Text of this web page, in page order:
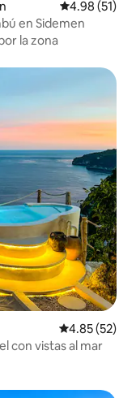
Calificación
4.98 (51)
en Sidemen
la zona
Calificación
4.85 (52)
con vistas al mar